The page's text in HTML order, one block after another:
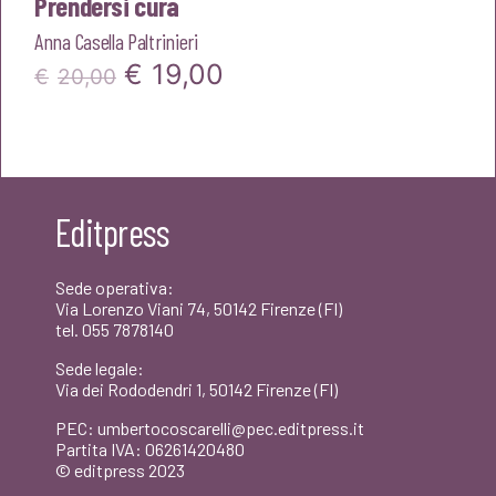
Anna Casella Paltrinieri
€ 20,00 Il
€20,00.
€ 19,00
Editpress
Sede operativa:
Via Lorenzo Viani 74, 50142 Firenze (FI)
tel. 055 7878140
Sede legale:
Via dei Rododendri 1, 50142 Firenze (FI)
PEC: umbertocoscarelli@pec.editpress.it
Partita IVA: 06261420480
© editpress 2023